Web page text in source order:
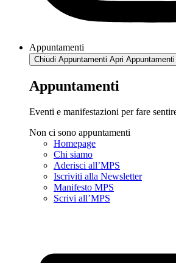
Appuntamenti
Chiudi Appuntamenti Apri Appuntamenti
Appuntamenti
Eventi e manifestazioni per fare
Non ci sono appuntamenti
Homepage
Chi siamo
Aderisci all’MPS
Iscriviti alla Newsletter
Manifesto MPS
Scrivi all’MPS